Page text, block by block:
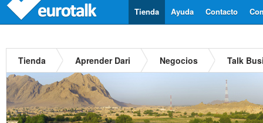
Contacto
Ayuda
Tienda
Tienda Aprender Dari Negocios Talk